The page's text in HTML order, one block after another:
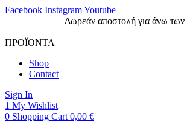
Facebook InstagramYoutube
Δωρεάν αποστολή για άνω των
ΠΡΟΪΟΝΤΑ
Shop
Contact
Sign In
1 My Wishlist
0 Shopping Cart 0,00 €